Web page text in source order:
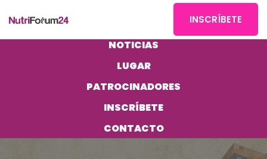
INSCRÍBETE
NOTICIAS
LUGAR
PATROCINADORES
INSCRÍBETE
CONTACTO